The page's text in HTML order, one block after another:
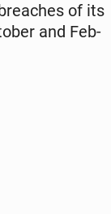
of its
and Feb­